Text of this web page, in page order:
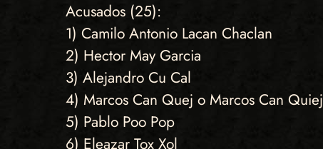
Acusados (25):
1) Camilo Antonio Lacan Chaclan
2) Hector May Garcia
3) Alejandro Cu Cal
4) Marcos Can Quej o Marcos Can Quiej
5) Pablo Poo Pop
6) Eleazar Tox Xol